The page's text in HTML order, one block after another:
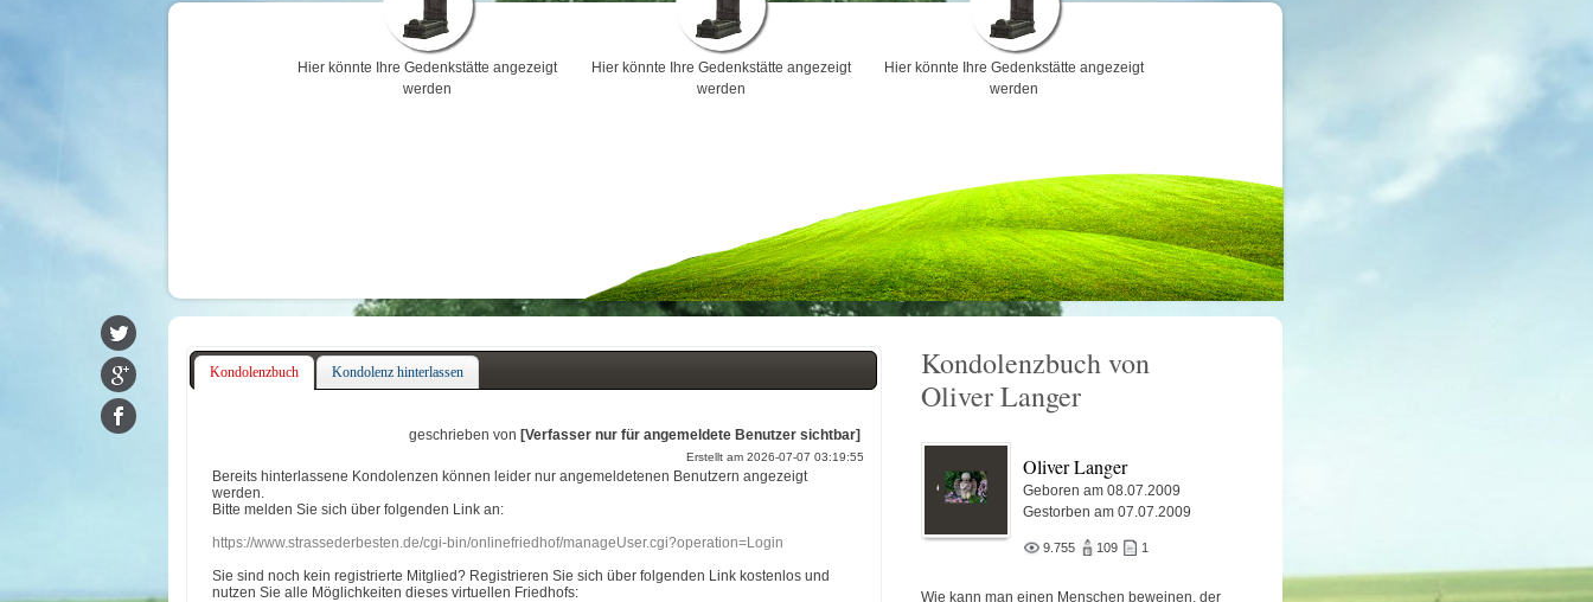
Hier könnte Ihre Gedenkstätte angezeigt
werden
Hier könnte Ihre Gedenkstätte angezeigt
werden
Hier könnte Ihre Gedenkstätte angezeigt
werden
Kondolenzbuch Kondolenz hinterlassen
geschrieben von [Verfasser nur für angemeldete Benutzer sichtbar]
Erstellt am 2026-07-07 03:19:55
Bereits hinterlassene Kondolenzen können leider nur angemeldetenen Benutzern angezeigt
werden.
Bitte melden Sie sich über folgenden Link an:
https://www.strassederbesten.de/cgi-bin/onlinefriedhof/manageUser.cgi?operation=Login
Sie sind noch kein registrierte Mitglied? Registrieren Sie sich über folgenden Link kostenlos und
nutzen Sie alle Möglichkeiten dieses virtuellen Friedhofs:
Kondolenzbuch von
Oliver Langer
Oliver Langer
Geboren am 08.07.2009
Gestorben am 07.07.2009
9.755 109 1
Wie kann man einen Menschen beweinen, der